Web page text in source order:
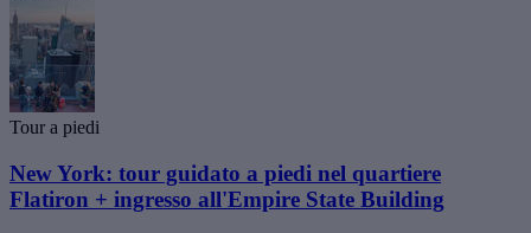
Tour a piedi
New York: tour guidato a piedi nel quartiere
Flatiron + ingresso all'Empire State Building